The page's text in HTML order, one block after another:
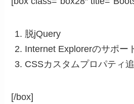
脱jQuery
Internet Explorerのサポー
CSSカスタムプロパティ
[/box]